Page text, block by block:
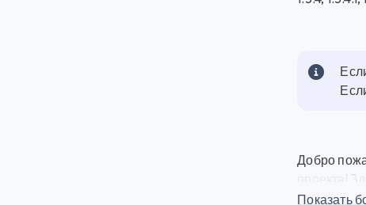
Добро
проекта!
плагинов
Показать